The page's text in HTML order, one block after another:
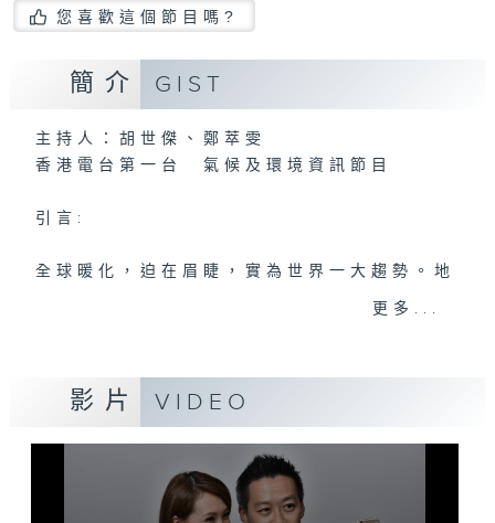
您喜歡這個節目嗎?
簡介 GIST
主持人：胡世傑、鄭萃雯
香港電台第一台 氣候及環境資訊節目
引言:
全球暖化，迫在眉睫，實為世界一大趨勢。地
球村出現這大氣候，香港人應如何面對，又能
們的下一代盡一點力。
更多...
影片 VIDEO